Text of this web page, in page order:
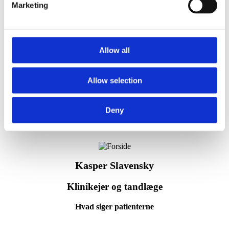
Marketing
Allow all
Allow selection
Deny
Ole Klitgaard
Kirurg
Camilla Blok
Klinikadministrator
Kasper Slavensky
Klinikejer og tandlæge
Hvad siger patienterne